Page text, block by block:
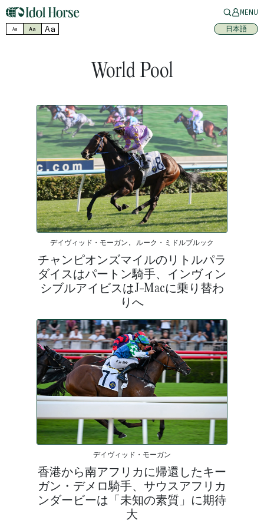
MENU
Aa Aa Aa 日本語
World Pool
デイヴィッド・モーガン, ルーク・ミドルブルック
チャンピオンズマイルのリトルパラ
ダイスはパートン騎手、インヴィン
シブルアイビスはJ-Macに乗り替わ
りへ
デイヴィッド・モーガン
香港から南アフリカに帰還したキー
ガン・デメロ騎手、サウスアフリカ
ンダービーは「未知の素質」に期待
大